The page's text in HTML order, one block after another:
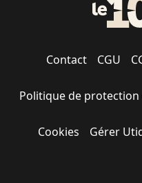
Contact CGU
Politique de protection
Cookies Gérer